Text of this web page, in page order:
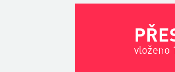
vloženo